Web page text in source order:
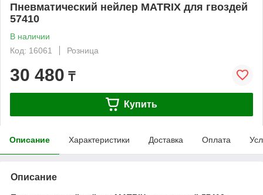
Пневматический нейлер MATRIX для гвоздей
57410
В наличии
Код: 16061
Розница
30 480 ₸
Купить
Описание Характеристики Доставка Оплата
Описание